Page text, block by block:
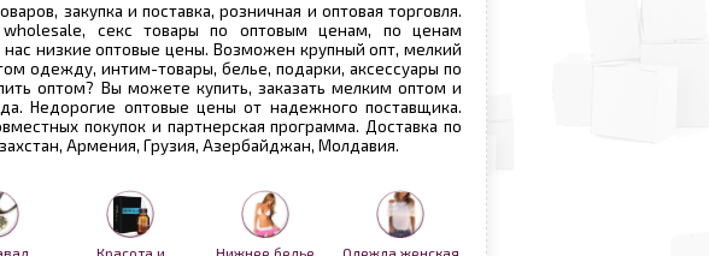
закупка и поставка, розничная и оптовая торговля.
секс товары по оптовым ценам, по ценам
низкие оптовые цены. Возможен крупный опт, мелкий
одежду, интим-товары, белье, подарки, аксессуары по
оптом? Вы можете купить, заказать мелким оптом и
Недорогие оптовые цены от надежного поставщика.
покупок и партнерская программа. Доставка по
Армения, Грузия, Азербайджан, Молдавия.
Красота и Нижнее белье Одежда женская